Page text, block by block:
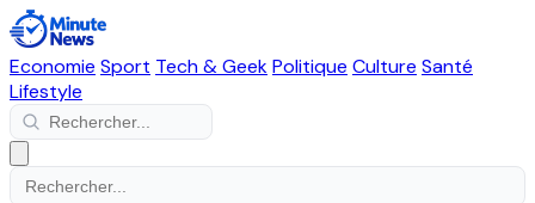
Economie Sport Tech & GeekPolitique Culture Santé
Lifestyle